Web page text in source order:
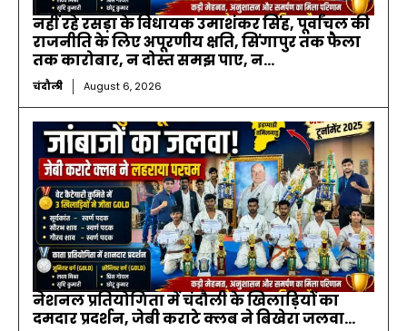
नहीं रहे रसड़ा के विधायक उमाशंकर सिंह, पूर्वांचल की
राजनीति के लिए अपूरणीय क्षति, सिंगापुर तक फैला
तक कारोबार, न दोस्त समझ पाए, न...
चंदौली August 6, 2026
नेशनल प्रतियोगिता में चंदौली के खिलाड़ियों का
दमदार प्रदर्शन, जेबी कराटे क्लब ने बिखेरा जलवा…